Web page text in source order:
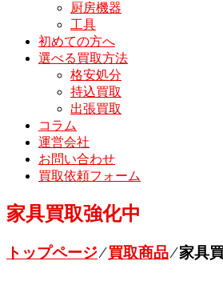
厨房機器
工具
初めての方へ
選べる買取方法
格安処分
持込買取
出張買取
コラム
運営会社
お問い合わせ
買取依頼フォーム
家具買取強化中
トップページ⁄買取商品⁄家具